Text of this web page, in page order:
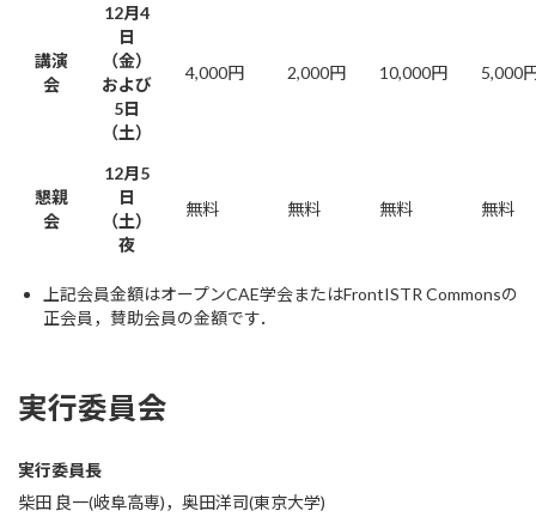
講演
会
12月4
日
（金）
および
5日
（土）
4,000円 2,000円 10,000円 5,000
懇親
会
12月5
日
（土）
夜
無料 無料 無料 無料
上記会員金額はオープンCAE学会またはFrontISTR Commonsの
正会員，賛助会員の金額です．
実行委員会
実行委員長
柴田 良一(岐阜高専)，奥田洋司(東京大学)